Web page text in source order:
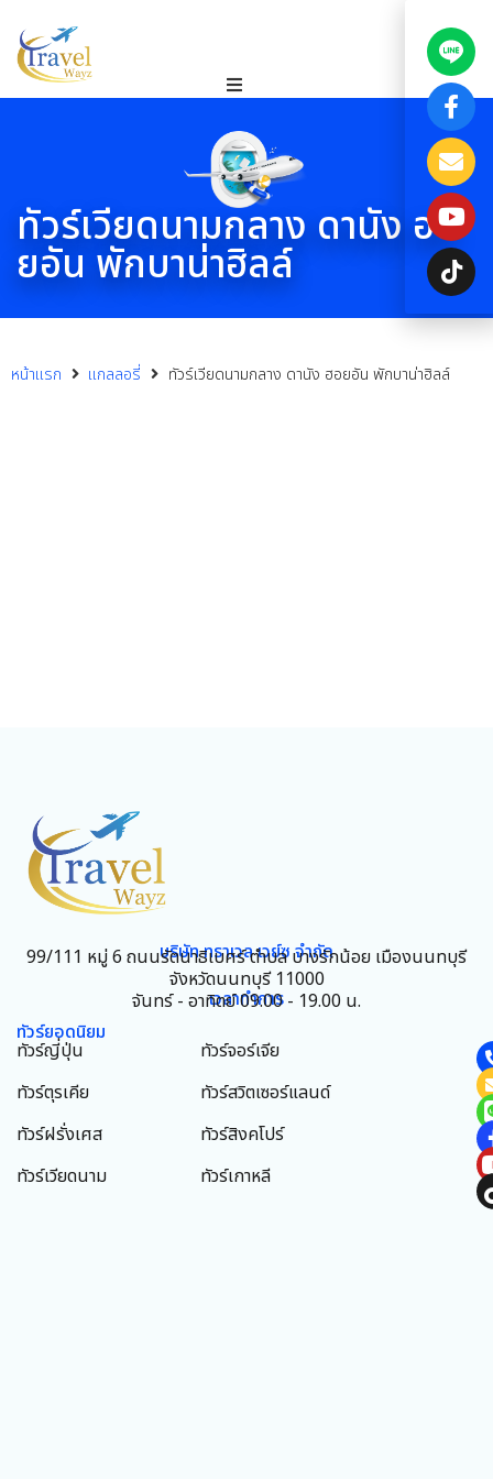
ทัวร์เวียดนามกลาง ดานัง ฮอ
ยอัน พักบาน่าฮิลล์
หน้าแรก แกลลอรี่ ทัวร์เวียดนามกลาง ดานัง ฮอยอัน พักบาน่าฮิลล์
บริษัท ทราเวล เวย์ซ จำกัด
99/111 หมู่ 6 ถนนรัตนาธิเบศร์ ตำบล บางรักน้อย เมืองนนทบุรี
จังหวัดนนทบุรี 11000
เวลาทำการ
จันทร์ - อาทิตย์ 09.00 - 19.00 น.
ทัวร์ยอดนิยม
ทัวร์ญี่ปุ่น
ทัวร์ตุรเคีย
ทัวร์ฝรั่งเศส
ทัวร์เวียดนาม
ทัวร์จอร์เจีย
ทัวร์สวิตเซอร์แลนด์
ทัวร์สิงคโปร์
ทัวร์เกาหลี